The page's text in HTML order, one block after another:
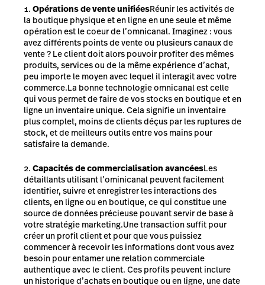
Opérations de vente unifiéesRéunir les activités de
la boutique physique et en ligne en une seule et même
opération est le coeur de l’omnicanal. Imaginez : vous
avez différents points de vente ou plusieurs canaux de
vente ? Le client doit alors pouvoir profiter des mêmes
produits, services ou de la même expérience d’achat,
peu importe le moyen avec lequel il interagit avec votre
commerce.La bonne technologie omnicanal est celle
qui vous permet de faire de vos stocks en boutique et en
ligne un inventaire unique. Cela signifie un inventaire
plus complet, moins de clients déçus par les ruptures de
stock, et de meilleurs outils entre vos mains pour
satisfaire la demande.
Capacités de commercialisation avancéesLes
détaillants utilisant l’ominicanal peuvent facilement
identifier, suivre et enregistrer les interactions des
clients, en ligne ou en boutique, ce qui constitue une
source de données précieuse pouvant servir de base à
votre stratégie marketing.Une transaction suffit pour
créer un profil client et pour que vous puissiez
commencer à recevoir les informations dont vous avez
besoin pour entamer une relation commerciale
authentique avec le client. Ces profils peuvent inclure
un historique d’achats en boutique ou en ligne, une date